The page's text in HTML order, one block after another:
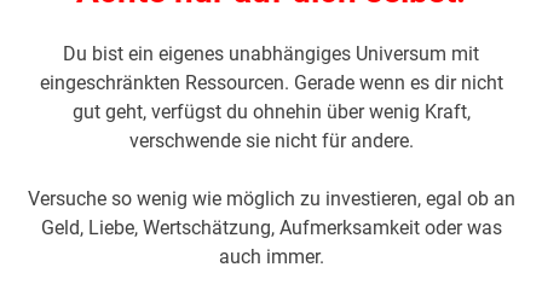
Du bist ein eigenes unabhängiges Universum mit
eingeschränkten Ressourcen. Gerade wenn es dir nicht
gut geht, verfügst du ohnehin über wenig Kraft,
verschwende sie nicht für andere.
Versuche so wenig wie möglich zu investieren, egal ob an
Geld, Liebe, Wertschätzung, Aufmerksamkeit oder was
auch immer.